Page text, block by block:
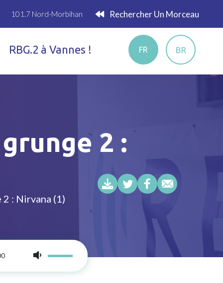
101.7 Nord-Morbihan Rechercher Un Morceau
RBG.2 à Vannes ! FR BR
2 :
: Nirvana (1)